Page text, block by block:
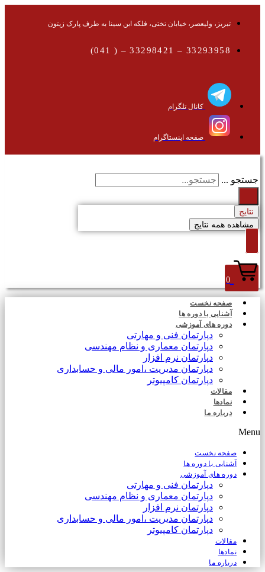
تبریز، ولیعصر، خیابان تختی، فلکه ابن سینا به طرف پارک زیتون
33293958 – 33298421 – ( 041)
کانال تلگرام
صفحه اینستاگرام
جستجو ...
نتایج
مشاهده همه نتایج
0
صفحه نخست
آشنایی با دوره ها
دوره های آموزشی
دپارتمان فنی و مهارتی
دپارتمان معماری و نظام مهندسی
دپارتمان نرم افزار
دپارتمان مدیریت ،امور مالی و حسابداری
دپارتمان کامپیوتر
مقالات
نمادها
درباره ما
Menu
صفحه نخست
آشنایی با دوره ها
دوره های آموزشی
دپارتمان فنی و مهارتی
دپارتمان معماری و نظام مهندسی
دپارتمان نرم افزار
دپارتمان مدیریت ،امور مالی و حسابداری
دپارتمان کامپیوتر
مقالات
نمادها
درباره ما